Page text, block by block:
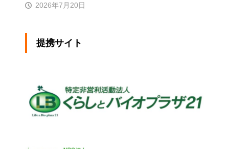
2026年7月20日
提携サイト